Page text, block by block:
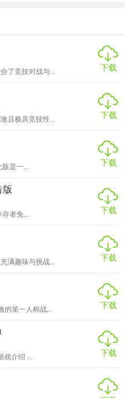
求，但这也正是其魅力所
是一款值得一试的战术竞
了竞技对战与...
下载
且极具竞技性...
下载
汉化版是一...
下载
版
版 《魔法幸存者免...
下载
满趣味与挑战...
下载
的第一人称战...
下载
戏介绍 ...
下载